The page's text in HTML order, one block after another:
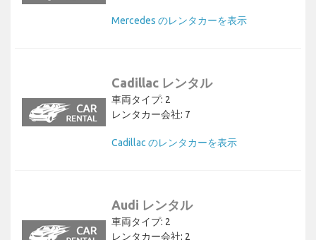
Mercedes のレンタカーを表示
Cadillac レンタル
車両タイプ: 2
レンタカー会社: 7
Cadillac のレンタカーを表示
Audi レンタル
車両タイプ: 2
レンタカー会社: 2